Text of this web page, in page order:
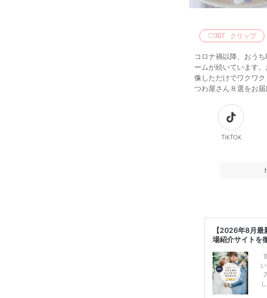
♡307 クリップ
コロナ禍以降、おう
ームが続いています
像しただけでワクワ
つわ屋さん８選をお
TikTok
【2026年8月
場紹介サイトを